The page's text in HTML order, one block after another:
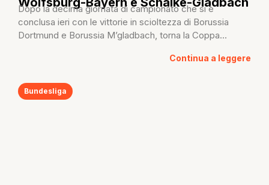
Dopo la decima giornata di campionato che si è
conclusa ieri con le vittorie in scioltezza di Borussia
Dortmund e Borussia M’gladbach, torna la Coppa...
Continua a leggere
Bundesliga